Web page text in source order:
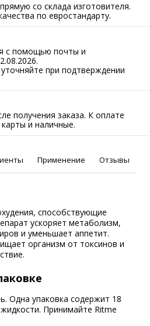
со склада изготовителя.
по евростандарту.
с помощью почты и
при подтверждении
получения заказа. К оплате
и наличные.
Применение Отзывы
способствующие
ускоряет метаболизм,
и уменьшает аппетит.
организм от токсинов и
Одна упаковка содержит 18
Принимайте Ritme